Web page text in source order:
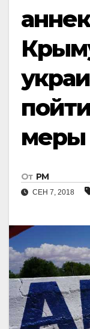
меры
От РМ
СЕН 7, 2018